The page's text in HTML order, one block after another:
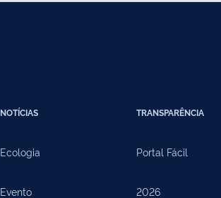
NOTÍCIAS
Ecologia
Evento
TRANSPARÊNCIA
Portal Fácil
2026